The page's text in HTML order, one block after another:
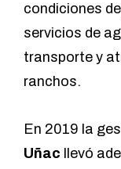
condiciones
servicios de
transporte y
ranchos.
En 2019 la
Uñac llevó